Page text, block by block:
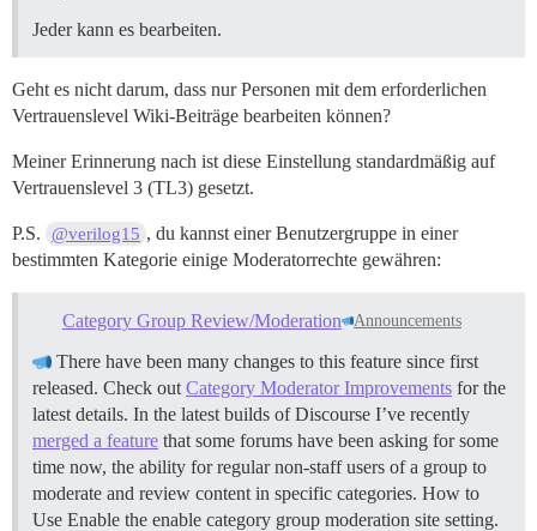
Jeder kann es bearbeiten.
Geht es nicht darum, dass nur Personen mit dem erforderlichen
Vertrauenslevel Wiki-Beiträge bearbeiten können?
Meiner Erinnerung nach ist diese Einstellung standardmäßig auf
Vertrauenslevel 3 (TL3) gesetzt.
P.S. @verilog15 , du kannst einer Benutzergruppe in einer
bestimmten Kategorie einige Moderatorrechte gewähren:
Category Group Review/Moderation Announcements
There have been many changes to this feature since first
released. Check out Category Moderator Improvements for the
latest details. In the latest builds of Discourse I’ve recently
merged a feature that some forums have been asking for some
time now, the ability for regular non-staff users of a group to
moderate and review content in specific categories. How to
Use Enable the enable category group moderation site setting.